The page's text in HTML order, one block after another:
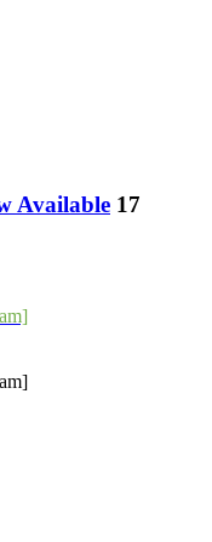
Available 17